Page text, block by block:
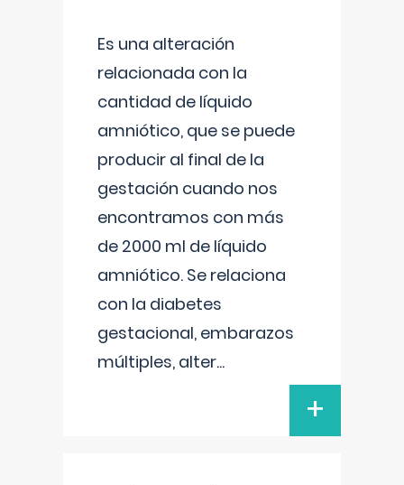
Es una alteración
relacionada con la
cantidad de líquido
amniótico, que se puede
producir al final de la
gestación cuando nos
encontramos con más
de 2000 ml de líquido
amniótico. Se relaciona
con la diabetes
gestacional, embarazos
múltiples, alter...
+